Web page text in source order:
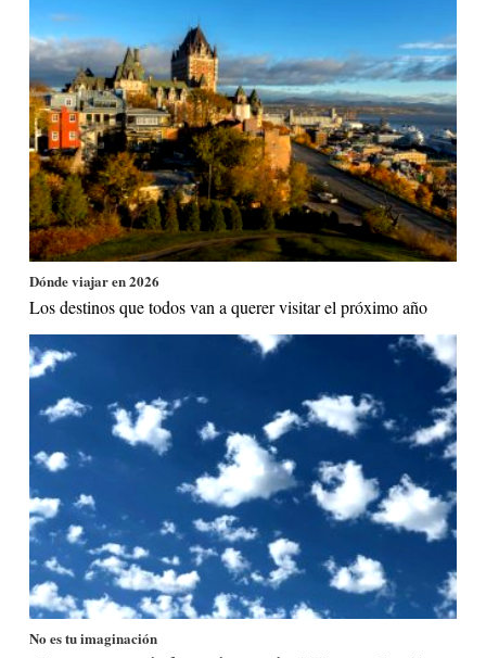
Dónde viajar en 2026
Los destinos que todos van a querer visitar el próximo año
No es tu imaginación